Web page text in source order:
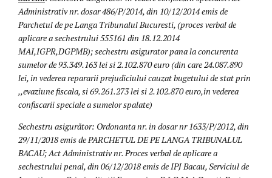
Administrativ nr. dosar 486/P/2014, din 10/12/2014 emis de
Parchetul de pe Langa Tribunalul Bucuresti, (proces verbal de
aplicare a sechestrului 555161 din 18.12.2014
MAI,IGPR,DGPMB); sechestru asigurator pana la concurenta
sumelor de 93.349.163 lei si 2.102.870 euro (din care 24.087.890
lei, in vederea repararii prejudiciului cauzat bugetului de stat prin
,,evaziune fiscala, si 69.261.273 lei si 2.102.870 euro,in vederea
confiscarii speciale a sumelor spalate)
Sechestru asigurător: Ordonanta nr. in dosar nr 1633/P/2012, din
29/11/2018 emis de PARCHETUL DE PE LANGA TRIBUNALUL
BACAU; Act Administrativ nr. Proces verbal de aplicare a
sechestrului penal, din 06/12/2018 emis de IPJ Bacau, Serviciul de